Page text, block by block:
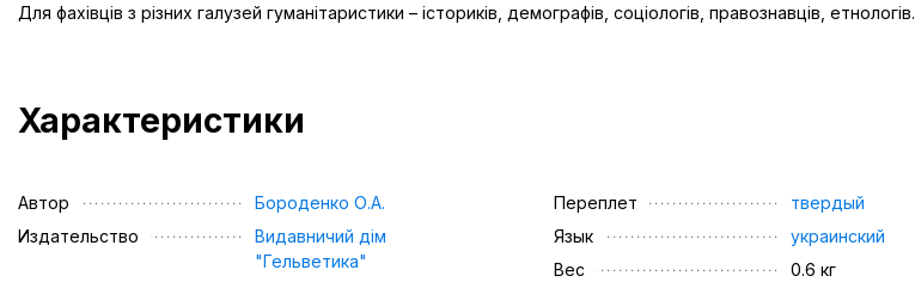
Для фахівців з різних галузей гуманітаристики – істориків, демографів, соціологів, правознавців, етнологів.
Характеристики
Автор
Бороденко О.А.
Издательство
Видавничий дім
"Гельветика"
Переплет
твердый
Язык
украинский
Вес
0.6 кг